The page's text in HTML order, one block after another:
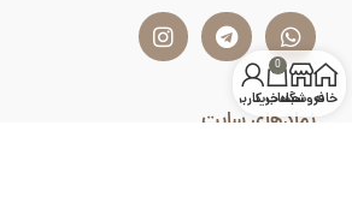
نمادهای سایت
خانهفروشگاه
0
سبد خرید
حساب کاربری من